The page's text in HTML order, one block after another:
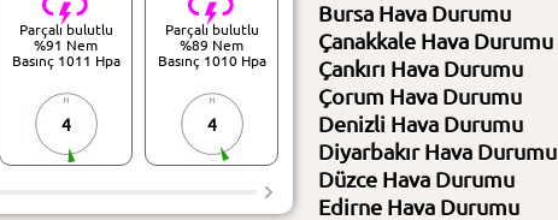
Parçalı bulutlu
%91 Nem
Basınç 1011 Hpa
4
Parçalı bulutlu
%89 Nem
Basınç 1010 Hpa
4
Parçalı az bulutlu
%82 Nem
Basınç 1010 Hpa
7
%77 Nem
Basınç 1011 Hpa
7
Bursa Hava Durumu
Çanakkale Hava Durumu
Çankırı Hava Durumu
Çorum Hava Durumu
Denizli Hava Durumu
Diyarbakır Hava Durumu
Düzce Hava Durumu
Edirne Hava Durumu